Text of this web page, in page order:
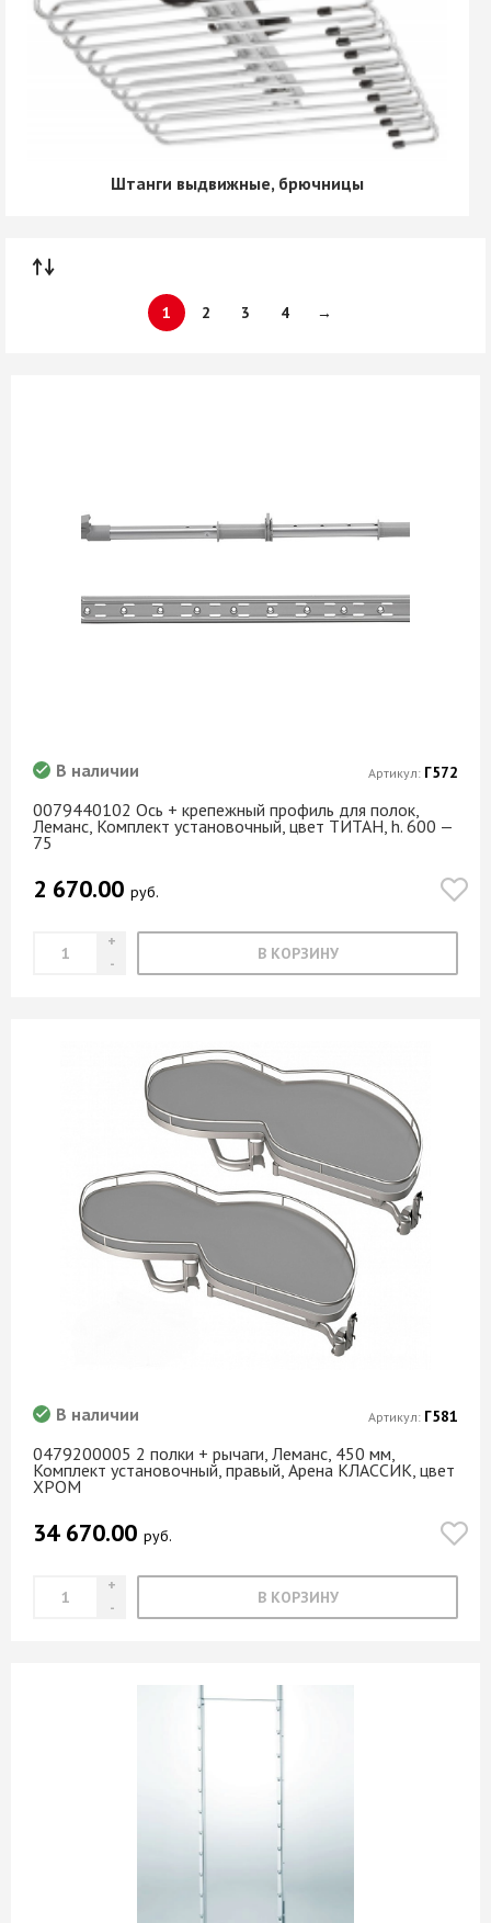
Штанги выдвижные, брючницы
1 2 3 4 →
0079440102 Ось + крепежный профиль для полок,
Леманс, Комплект установочный, цвет ТИТАН, h. 600 —
75
В наличии
2 670.00 руб.
В КОРЗИНУ
Артикул: Г572
0479200005 2 полки + рычаги, Леманс, 450 мм,
Комплект установочный, правый, Арена КЛАССИК, цвет
ХРОМ
В наличии
34 670.00 руб.
В КОРЗИНУ
Артикул: Г581